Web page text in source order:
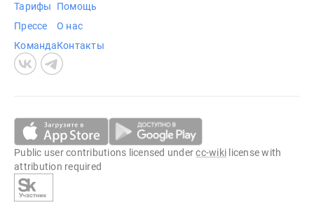
Тарифы
Прессе
Команда
Помощь
О нас
Контакты
Public user contributions licensed undercc-wiki license with
attribution required